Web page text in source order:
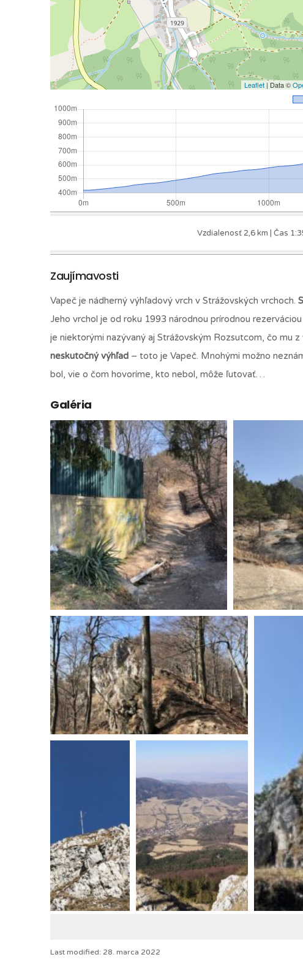
Leaflet | Data ©
Vzdialenosť 2,6 km | Čas
Zaujímavosti
Vapeč je nádherný výhľadový vrch v Strážovských vrchoch.
Jeho vrchol je od roku 1993 národnou prírodnou
je niektorými nazývaný aj Strážovským Rozsutcom, čo mu z
neskutočný výhľad – toto je Vapeč. Mnohými možno
bol, vie o čom hovoríme, kto nebol, môže ľutovať…
Galéria
Last modified: 28. marca 2022